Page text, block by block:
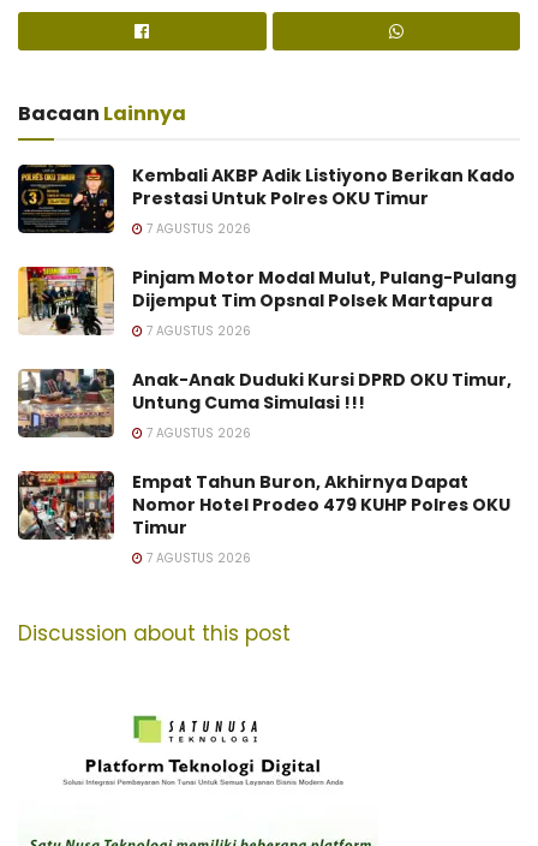
Bacaan Lainnya
Kembali AKBP Adik Listiyono Berikan Kado
Prestasi Untuk Polres OKU Timur
7 AGUSTUS 2026
Pinjam Motor Modal Mulut, Pulang-Pulang
Dijemput Tim Opsnal Polsek Martapura
7 AGUSTUS 2026
Anak-Anak Duduki Kursi DPRD OKU Timur,
Untung Cuma Simulasi !!!
7 AGUSTUS 2026
Empat Tahun Buron, Akhirnya Dapat
Nomor Hotel Prodeo 479 KUHP Polres OKU
Timur
7 AGUSTUS 2026
Discussion about this post